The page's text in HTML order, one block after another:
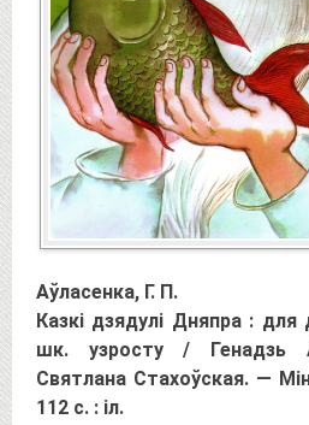
Аўласенка, Г. П.
Казкі дзядулі Дняпра :
шк. узросту / Генадзь
Святлана Стахоўская. —
112 с. : іл.